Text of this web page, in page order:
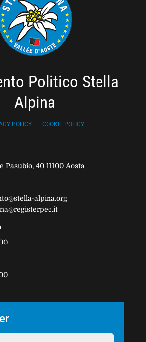
Politico Stella
Alpina
POLICY| COOKIE POLICY
Pasubio, 40 11100 Aosta
alpina.org